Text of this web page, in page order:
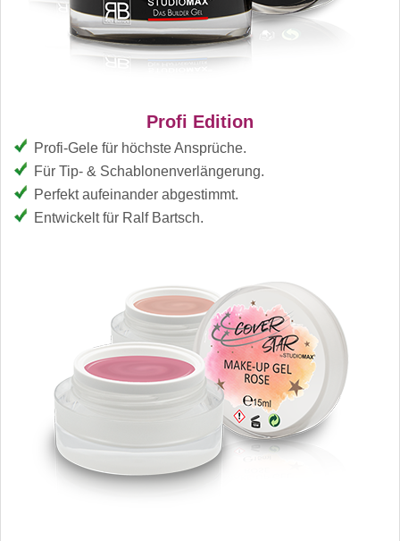
Profi Edition
Profi-Gele für höchste Ansprüche.
Für Tip- & Schablonenverlängerung.
Perfekt aufeinander abgestimmt.
Entwickelt für Ralf Bartsch.